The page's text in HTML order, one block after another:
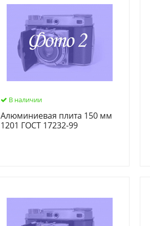
В наличии
Алюминиевая плита 150 мм
1201 ГОСТ 17232-99